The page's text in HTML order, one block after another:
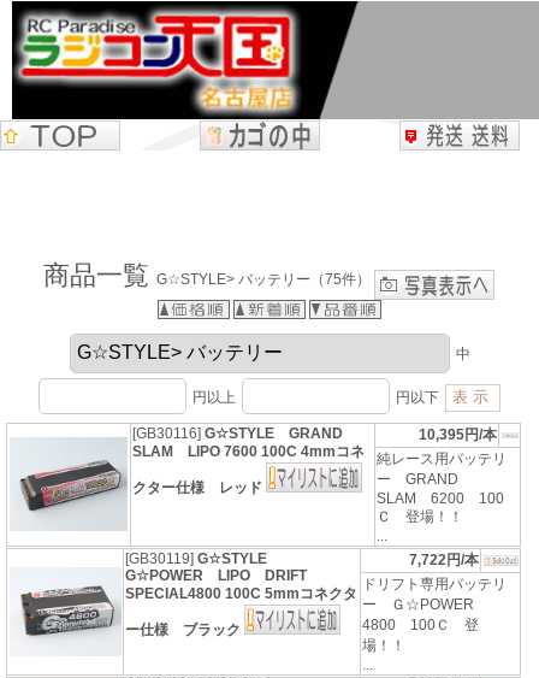
商品一覧G☆STYLE> バッテリー（75件）
中
円以上 円以下
[GB30116]G☆STYLE GRAND
SLAM LIPO 7600 100C 4mmコネ
クター仕様 レッド
10,395円/本
純レース用バッテリ
ー GRAND
SLAM 6200 100
Ｃ 登場！！
...
[GB30119]G☆STYLE
G☆POWER LIPO DRIFT
SPECIAL4800 100C 5mmコネクタ
ー仕様 ブラック
7,722円/本
ドリフト専用バッテリ
ー Ｇ☆POWER
4800 100Ｃ 登
場！！
...